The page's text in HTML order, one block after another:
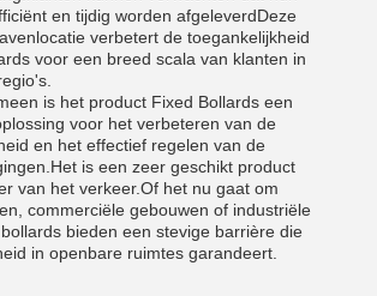
en tijdig worden afgeleverdDeze
verbetert de toegankelijkheid
voor een breed scala van klanten in
is het product Fixed Bollards een
voor het verbeteren van de
en het effectief regelen van de
is een zeer geschikt product
van het verkeer.Of het nu gaat om
commerciële gebouwen of industriële
bieden een stevige barrière die
in openbare ruimtes garandeert.